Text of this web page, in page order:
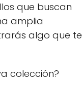
que buscan
amplia
algo que te
colección?